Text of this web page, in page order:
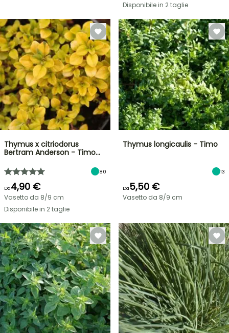
Disponibile in 2 taglie
Thymus x citriodorus
Bertram Anderson - Timo…
80
Da4,90 €
Vasetto da 8/9 cm
Disponibile in 2 taglie
Thymus longicaulis - Timo
13
Da5,50 €
Vasetto da 8/9 cm